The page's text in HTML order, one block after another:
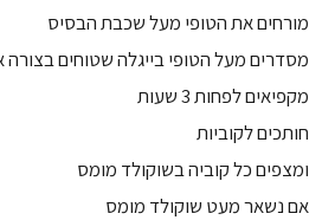
מורחים את הטופי מעל שכבת הבסיס
מסדרים מעל הטופי בייגלה שטוחים בצורה
מקפיאים לפחות 3 שעות
חותכים לקוביות
ומצפים כל קוביה בשוקולד מומס
אם נשאר מעט שוקולד מומס